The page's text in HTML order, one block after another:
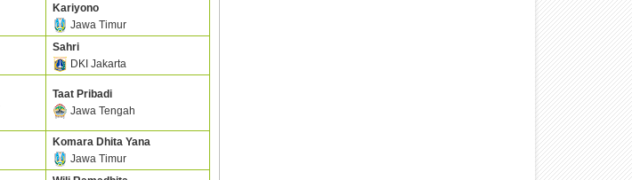
Kariyono
Jawa Timur
Sahri
DKI Jakarta
Taat Pribadi
Jawa Tengah
Komara Dhita Yana
Jawa Timur